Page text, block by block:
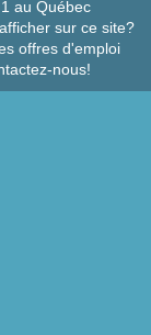
au Québec
sur ce site?
offres d'emploi
nous!